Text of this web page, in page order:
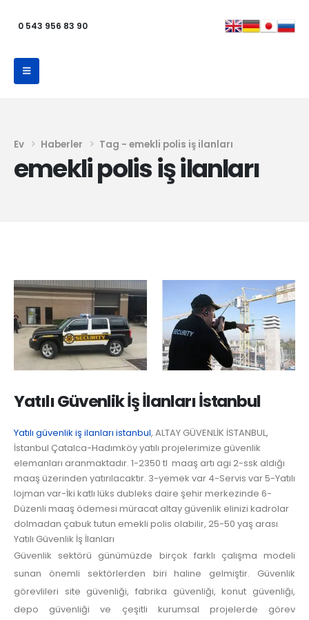
0 543 956 83 90
Ev Haberler Tag - emekli polis iş ilanları
emekli polis iş ilanları
Yatılı Güvenlik İş İlanları İstanbul
Yatılı güvenlik iş ilanları istanbul, ALTAY GÜVENLİK İSTANBUL,
İstanbul Çatalca-Hadımköy yatılı projelerimize güvenlik
elemanları aranmaktadır. 1-2350 tl maaş artı agi 2-ssk aldığı
maaş üzerinden yatırılacaktır. 3-yemek var 4-Servis var 5-Yatılı
lojman var-İki katlı lüks dubleks daire şehir merkezinde 6-
Düzenli maaş ödemesi müracat altay güvenlik elinizi kadrolar
dolmadan çabuk tutun emekli polis olabilir, 25-50 yaş arası
Yatılı Güvenlik İş İlanları
Güvenlik sektörü günümüzde birçok farklı çalışma modeli
sunan önemli sektörlerden biri haline gelmiştir. Güvenlik
görevlileri site güvenliği, fabrika güvenliği, konut güvenliği,
depo güvenliği ve çeşitli kurumsal projelerde görev